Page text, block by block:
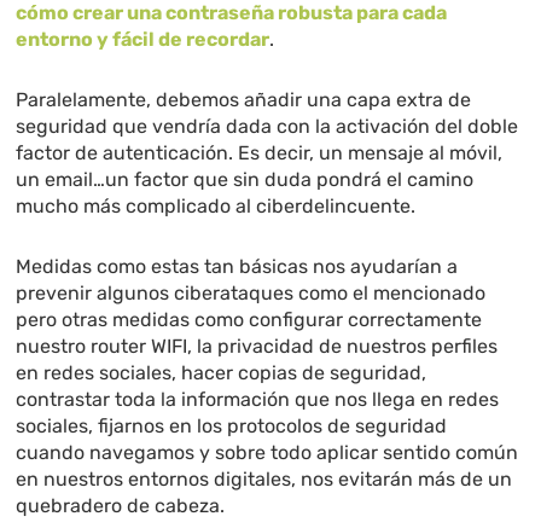
cómo crear una contraseña robusta para cada
entorno y fácil de recordar.
Paralelamente, debemos añadir una capa extra de
seguridad que vendría dada con la activación del doble
factor de autenticación. Es decir, un mensaje al móvil,
un email…un factor que sin duda pondrá el camino
mucho más complicado al ciberdelincuente.
Medidas como estas tan básicas nos ayudarían a
prevenir algunos ciberataques como el mencionado
pero otras medidas como configurar correctamente
nuestro router WIFI, la privacidad de nuestros perfiles
en redes sociales, hacer copias de seguridad,
contrastar toda la información que nos llega en redes
sociales, fijarnos en los protocolos de seguridad
cuando navegamos y sobre todo aplicar sentido común
en nuestros entornos digitales, nos evitarán más de un
quebradero de cabeza.